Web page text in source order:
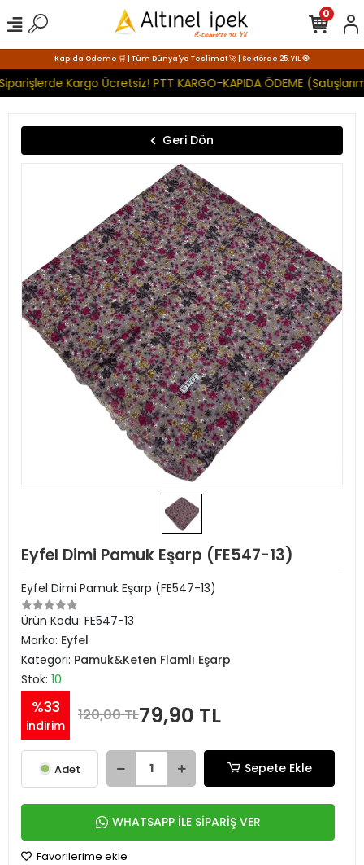
Kapıda Ödeme 🛒 | Tüm Dünya'ya Teslimat 🚀 | Sektörde 25. YIL 🧿
Kargo Ücretsiz! PTT KARGO-KAPIDA ÖDEME
0
Geri Dön
Eyfel Dimi Pamuk Eşarp (FE547-13)
Eyfel Dimi Pamuk Eşarp (FE547-13)
Ürün Kodu: FE547-13
Marka: Eyfel
Kategori: Pamuk&Keten Flamlı Eşarp
Stok: 10
%33
indirim
120,00 TL79,90 TL
Adet Sepete Ekle
WHATSAPP İLE SİPARİŞ VER
Favorilerime ekle